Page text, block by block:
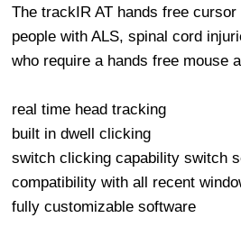
The trackIR AT hands free
people with ALS, spinal cord
who require a hands free mouse
real time head tracking
built in dwell clicking
switch clicking capability switch
compatibility with all recent
fully customizable software